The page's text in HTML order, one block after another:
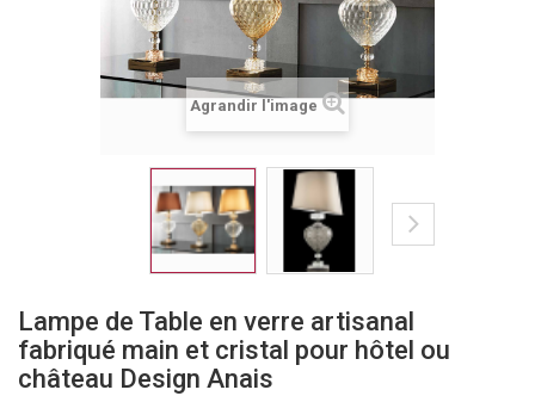
Agrandir l'image
Lampe de Table en verre artisanal
fabriqué main et cristal pour hôtel ou
château Design Anais